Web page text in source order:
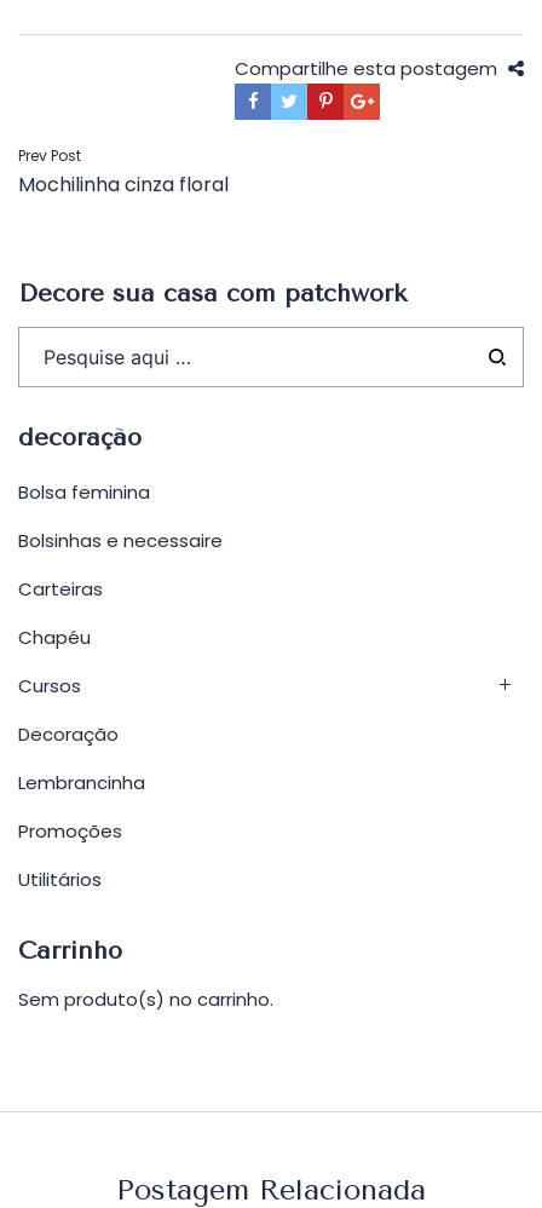
Compartilhe esta postagem
Navegação
de
Prev Post
Mochilinha cinza floral
Decore sua casa com patchwork
decoração
Bolsa feminina
Bolsinhas e necessaire
Carteiras
Chapéu
Cursos
Decoração
Lembrancinha
Promoções
Utilitários
Carrinho
Sem produto(s) no carrinho.
Postagem Relacionada